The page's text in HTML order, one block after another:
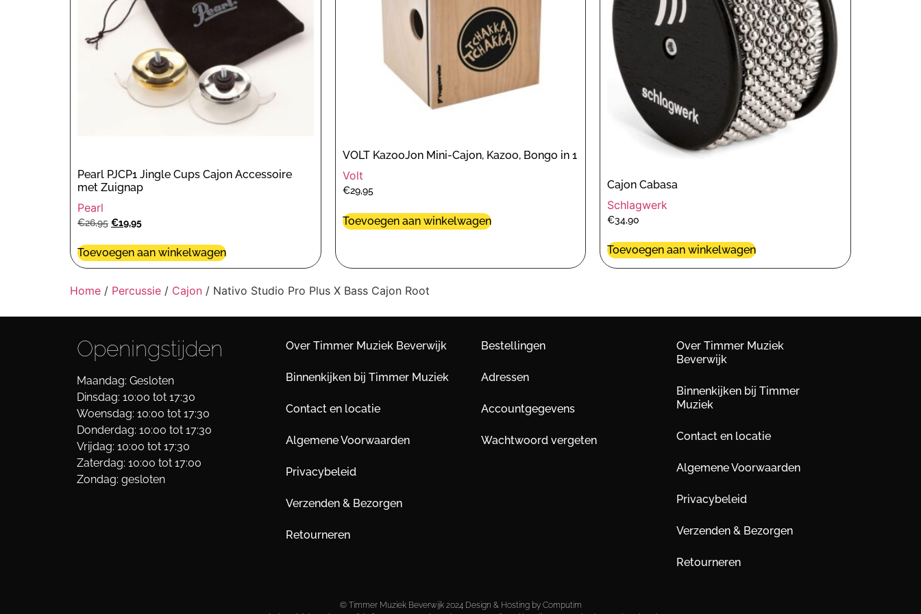
Pearl PJCP1 Jingle Cups Cajon Accessoire
met Zuignap
Pearl
€26,95 €19,95
Toevoegen aan winkelwagen
VOLT KazooJon Mini-Cajon, Kazoo, Bongo in 1
Volt
€29,95
Toevoegen aan winkelwagen
Cajon Cabasa
Schlagwerk
€34,90
Toevoegen aan winkelwagen
Home / Percussie / Cajon / Nativo Studio Pro Plus X Bass Cajon Root
Openingstijden
Maandag: Gesloten
Dinsdag: 10:00 tot 17:30
Woensdag: 10:00 tot 17:30
Donderdag: 10:00 tot 17:30
Vrijdag: 10:00 tot 17:30
Zaterdag: 10:00 tot 17:00
Zondag: gesloten
Over Timmer Muziek Beverwijk
Binnenkijken bij Timmer Muziek
Contact en locatie
Algemene Voorwaarden
Privacybeleid
Verzenden & Bezorgen
Retourneren
Bestellingen
Adressen
Accountgegevens
Wachtwoord vergeten
Over Timmer Muziek
Beverwijk
Binnenkijken bij Timmer
Muziek
Contact en locatie
Algemene Voorwaarden
Privacybeleid
Verzenden & Bezorgen
Retourneren
© Timmer Muziek Beverwijk 2024 Design & Hosting by Computim